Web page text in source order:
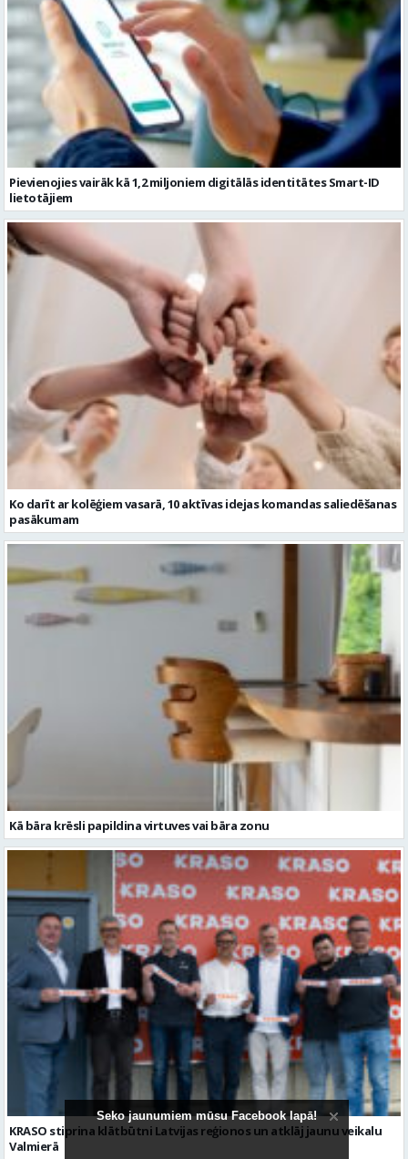
Pievienojies vairāk kā 1,2 miljoniem digitālās identitātes Smart-ID
lietotājiem
Ko darīt ar kolēģiem vasarā, 10 aktīvas idejas komandas saliedēšanas
pasākumam
Kā bāra krēsli papildina virtuves vai bāra zonu
KRASO stiprina klātbūtni Latvijas reģionos un atklāj jaunu veikalu
Valmierā
Seko jaunumiem mūsu Facebook lapā!